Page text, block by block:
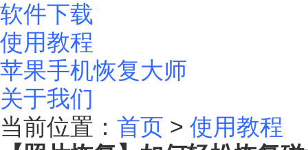
软件下载
使用教程
苹果手机恢复大师
关于我们
当前位置： 首页 > 使用教程